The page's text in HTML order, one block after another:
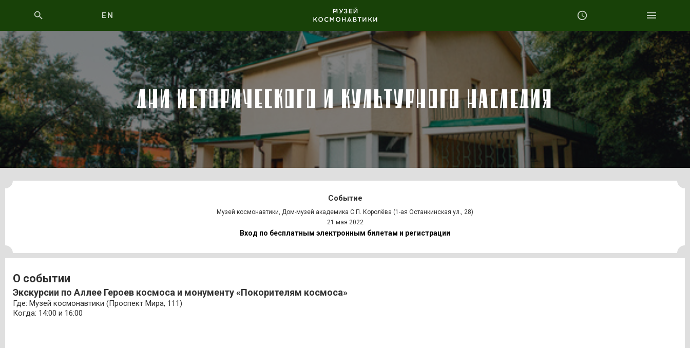
EN
ДНИ ИСТОРИЧЕСКОГО И КУЛЬТУРНОГО НАСЛЕДИЯ
Событие
Музей космонавтики, Дом-музей академика С.П. Королёва (1-ая Останкинская ул., 28)
21 мая 2022
Вход по бесплатным электронным билетам и регистрации
О событии
Экскурсии по Аллее Героев космоса и монументу «Покорителям космоса»
Где: Музей космонавтики (Проспект Мира, 111)
Когда: 14:00 и 16:00